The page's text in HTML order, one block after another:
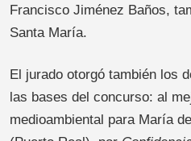
Francisco Jiménez Baños,
Santa María.
El jurado otorgó también los
las bases del concurso: al
medioambiental para María